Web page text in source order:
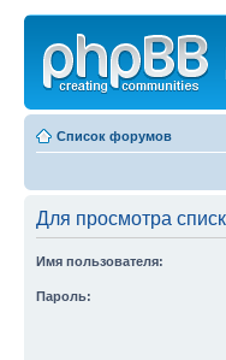
Список форумов
Для просмотра
Имя пользователя:
Пароль: